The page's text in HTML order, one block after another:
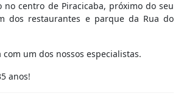
no centro de Piracicaba, próximo do seu
dos restaurantes e parque da Rua do
um dos nossos especialistas.
anos!